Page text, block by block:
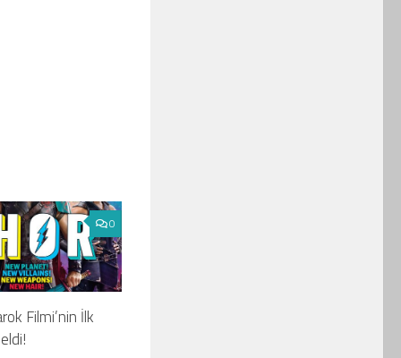
0
Filmi’nin İlk